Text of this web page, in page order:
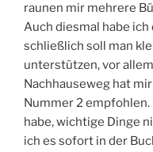
raunen mir mehrere
Auch diesmal habe
schließlich soll man
unterstützen, vor
Nachhauseweg hat
Nummer 2
habe, wichtige Dinge
ich es sofort in der